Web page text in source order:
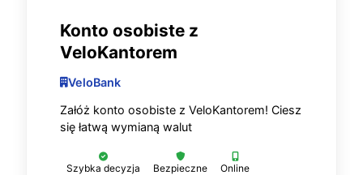
Konto osobiste z
VeloKantorem
VeloBank
Załóż konto osobiste z VeloKantorem! Ciesz
się łatwą wymianą walut
Szybka decyzja Bezpieczne Online